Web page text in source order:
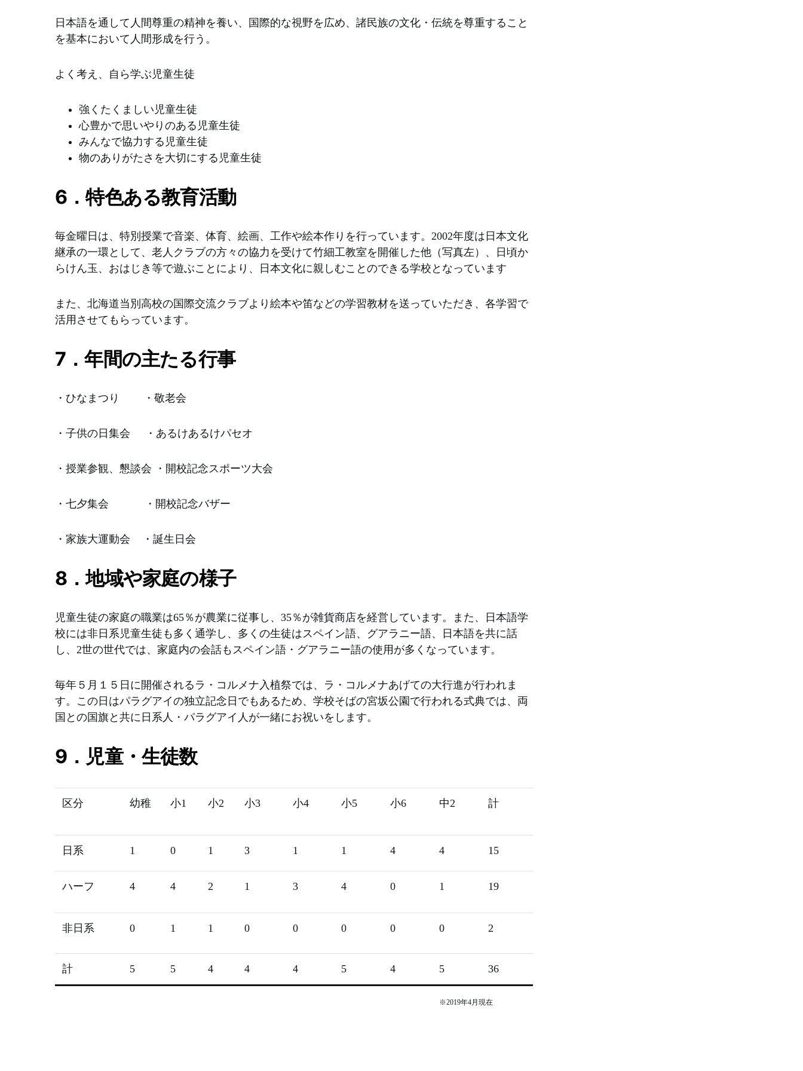
日本語を通して人間尊重の精神を養い、国際的な視野を広め、諸民族の文化・伝統を尊重すること
を基本において人間形成を行う。
よく考え、自ら学ぶ児童生徒
強くたくましい児童生徒
心豊かで思いやりのある児童生徒
みんなで協力する児童生徒
物のありがたさを大切にする児童生徒
6．特色ある教育活動
毎金曜日は、特別授業で音楽、体育、絵画、工作や絵本作りを行っています。2002年度は日本文化
継承の一環として、老人クラブの方々の協力を受けて竹細工教室を開催した他（写真左）、日頃か
らけん玉、おはじき等で遊ぶことにより、日本文化に親しむことのできる学校となっています
また、北海道当別高校の国際交流クラブより絵本や笛などの学習教材を送っていただき、各学習で
活用させてもらっています。
7．年間の主たる行事
・ひなまつり ・敬老会
・子供の日集会 ・あるけあるけパセオ
・授業参観、懇談会 ・開校記念スポーツ大会
・七夕集会 ・開校記念バザー
・家族大運動会 ・誕生日会
8．地域や家庭の様子
児童生徒の家庭の職業は65％が農業に従事し、35％が雑貨商店を経営しています。また、日本語学
校には非日系児童生徒も多く通学し、多くの生徒はスペイン語、グアラニー語、日本語を共に話
し、2世の世代では、家庭内の会話もスペイン語・グアラニー語の使用が多くなっています。
毎年５月１５日に開催されるラ・コルメナ入植祭では、ラ・コルメナあげての大行進が行われま
す。この日はパラグアイの独立記念日でもあるため、学校そばの宮坂公園で行われる式典では、両
国との国旗と共に日系人・パラグアイ人が一緒にお祝いをします。
9．児童・生徒数
区分 幼稚 小1 小2 小3 小4 小5 小6 中2 計
日系 1 0 1 3 1 1 4 4 15
ハーフ 4 4 2 1 3 4 0 1 19
非日系 0 1 1 0 0 0 0 0 2
計 5 5 4 4 4 5 4 5 36
※2019年4月現在